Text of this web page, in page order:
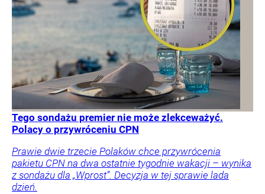
Tego sondażu premier nie może zlekceważyć.
Polacy o przywróceniu CPN
Prawie dwie trzecie Polaków chce przywrócenia
pakietu CPN na dwa ostatnie tygodnie wakacji – wynika
z sondażu dla „Wprost”. Decyzja w tej sprawie lada
dzień.